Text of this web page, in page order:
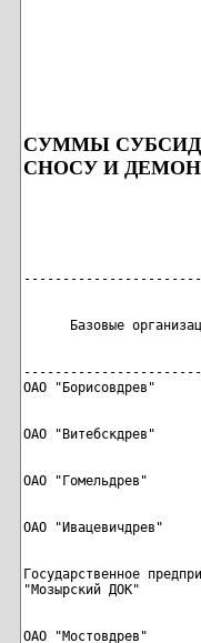
СУММЫ
СНОСУ И
Базовые
Государственное